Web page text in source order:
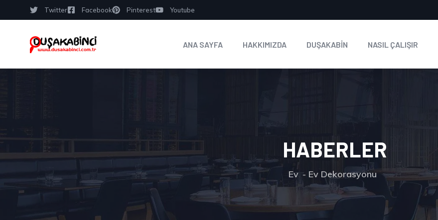
Twitter Facebook Pinterest Youtube
ANA SAYFA HAKKIMIZDA DUŞAKABİN NASIL ÇALIŞIR
HABERLER
Ev Ev Dekorasyonu